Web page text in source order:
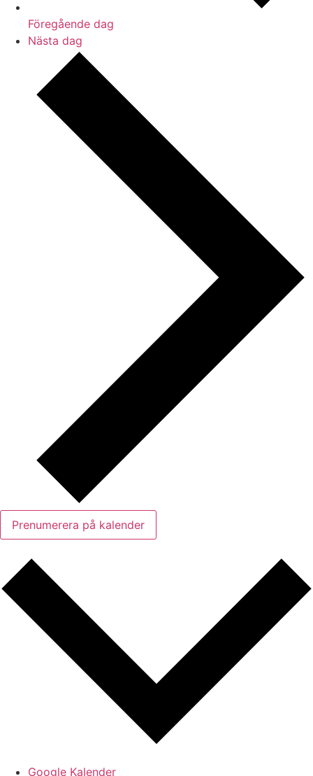
Föregående dag
Nästa dag
Prenumerera på kalender
Google Kalender